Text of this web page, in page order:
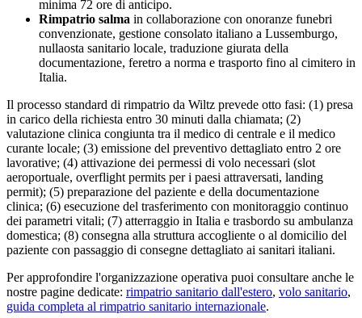
minima 72 ore di anticipo.
Rimpatrio salma in collaborazione con onoranze funebri
convenzionate, gestione consolato italiano a Lussemburgo,
nullaosta sanitario locale, traduzione giurata della
documentazione, feretro a norma e trasporto fino al cimitero in
Italia.
Il processo standard di rimpatrio da Wiltz prevede otto fasi: (1) presa
in carico della richiesta entro 30 minuti dalla chiamata; (2)
valutazione clinica congiunta tra il medico di centrale e il medico
curante locale; (3) emissione del preventivo dettagliato entro 2 ore
lavorative; (4) attivazione dei permessi di volo necessari (slot
aeroportuale, overflight permits per i paesi attraversati, landing
permit); (5) preparazione del paziente e della documentazione
clinica; (6) esecuzione del trasferimento con monitoraggio continuo
dei parametri vitali; (7) atterraggio in Italia e trasbordo su ambulanza
domestica; (8) consegna alla struttura accogliente o al domicilio del
paziente con passaggio di consegne dettagliato ai sanitari italiani.
Per approfondire l'organizzazione operativa puoi consultare anche le
nostre pagine dedicate: rimpatrio sanitario dall'estero, volo sanitario,
guida completa al rimpatrio sanitario internazionale.